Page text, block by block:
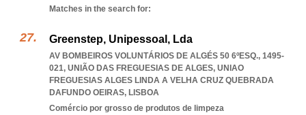
Matches in the search for:
Greenstep, Unipessoal, Lda
AV BOMBEIROS VOLUNTÁRIOS DE ALGÉS 50 6ºESQ., 1495-
021, UNIÃO DAS FREGUESIAS DE ALGES, UNIAO
FREGUESIAS ALGES LINDA A VELHA CRUZ QUEBRADA
DAFUNDO OEIRAS, LISBOA
Comércio por grosso de produtos de limpeza